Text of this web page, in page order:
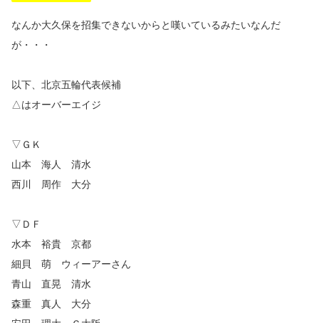
なんか大久保を招集できないからと嘆いているみたいなんだ
が・・・
以下、北京五輪代表候補
△はオーバーエイジ
▽ＧＫ
山本 海人 清水
西川 周作 大分
▽ＤＦ
水本 裕貴 京都
細貝 萌 ウィーアーさん
青山 直晃 清水
森重 真人 大分